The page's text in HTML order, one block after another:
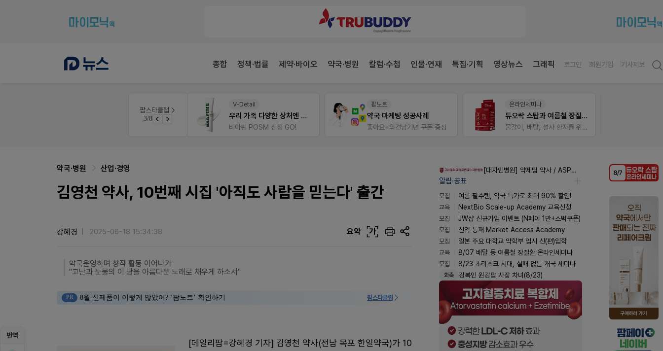
종합 정책·법률 제약·바이오 약국·병원 칼럼·수첩 인물·연재 특집·기획 영상뉴스 그래픽 로그인 회원가입 기사제보
팜스타클럽
3/8
근육통은 오래가니깐!
V-Detail
우리 가족 다양한 상처엔 비아핀!
비아핀 POSM 신청 GO!
팜노트
약국 마케팅 성공사례
좋아요+의견남기면 쿠폰 증정
온라인세미나
듀오락 스탑과 여름철 장질환 대응법
물갈이, 배탈, 설사 환자를 위한 실전 상담&판매 전략
번역
약국·병원 산업·경영
김영천 약사, 10번째 시집 '아직도 사람을 믿는다' 출간
강혜경 2025-06-18 15:34:38 요약 가
약국운영하며 창작 활동 이어나가
"고난과 눈물의 이 땅을 아름다운 노래로 채우게 하소서"
PR 8월 신제품이 이렇게 많았어? ‘팜노트’ 확인하기 팜스타클럽
[데일리팜=강혜경 기자] 김영천 약사(전남 목포 한일약국)가 10
[대자인병원] 약제팀 약사 / ASP팀 감염전문약사 모집
알림·공표
모집
여름 필수템, 약국 특가로 최대 90% 할인!
교육
NextBio Scale-up Academy 교육신청
모집
JW샵 신규가입 이벤트 (N페이 1만+스벅쿠폰)
모집
신약 등재 Market Access Academy
모집
일본 주요 대학교 약학부 입시 신(편)입학
교육
8/07 배탈 등 여름철 장질환 온라인세미나
모집
8/23 초리스크 시대, 실패 없는 개국 세미나
화촉 강복인 원강팜 사장 차녀(8/23)